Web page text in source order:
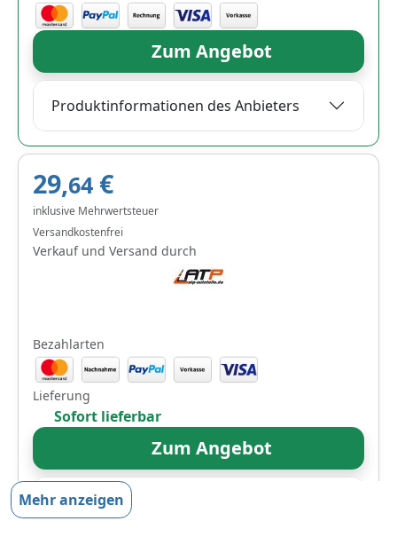
Zum Angebot
Produktinformationen des Anbieters
29,64 €
inklusive Mehrwertsteuer
Versandkostenfrei
Verkauf und Versand durch
Bezahlarten
Lieferung
Sofort lieferbar
Zum Angebot
Produktinformationen des Anbieters
Mehr anzeigen